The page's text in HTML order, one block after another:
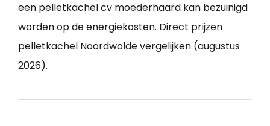
een pelletkachel cv moederhaard kan bezuinigd
worden op de energiekosten. Direct prijzen
pelletkachel Noordwolde vergelijken (augustus
2026).